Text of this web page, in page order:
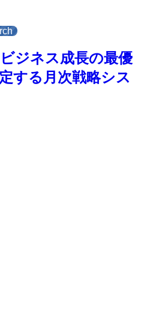
ジネス成長の最優
する月次戦略シス